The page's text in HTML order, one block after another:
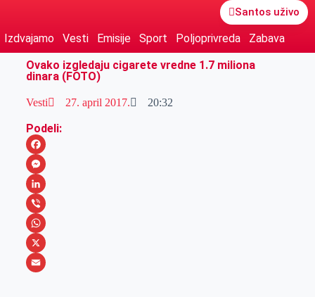
Santos uživo
Izdvajamo Vesti Emisije Sport Poljoprivreda
Zabava
Ovako izgledaju cigarete vredne 1.7 miliona
dinara (FOTO)
Vesti 27. april 2017. 20:32
Podeli:
F
a
c
e
b
o
M
e
s
s
e
L
i
n
k
V
i
b
W
h
X